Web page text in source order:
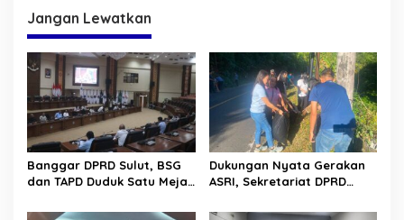
g
a
s
i
p
o
s
Jangan Lewatkan
Banggar DPRD Sulut, BSG
dan TAPD Duduk Satu Meja.
Rp30 Milyar ke BSG
Dukungan Nyata Gerakan
ASRI, Sekretariat DPRD
Jalan Manado – Tomohon